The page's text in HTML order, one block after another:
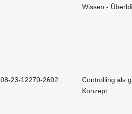
Wissen -
08-23-12270-2602
Controlling als
Konzept